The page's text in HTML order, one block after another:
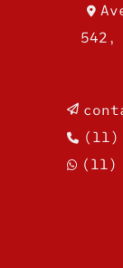
542,
(11)
(11)